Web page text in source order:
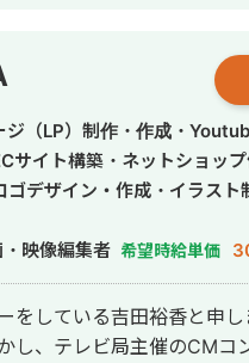
ジ（LP）制作・作成・
サイト構築・ネットショッ
ゴデザイン・作成・イラスト
映像編集者 希望時給単価
る吉田裕香と申します。 市役所で
し、テレビ局主催のCMコ